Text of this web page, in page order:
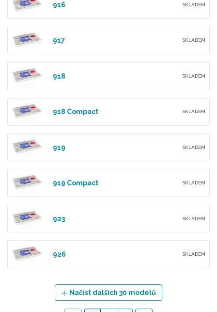
916 SKLADEM
917 SKLADEM
918 SKLADEM
918 Compact SKLADEM
919 SKLADEM
919 Compact SKLADEM
923 SKLADEM
926 SKLADEM
Načíst dalších 30 modelů